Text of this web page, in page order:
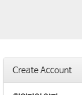
Create Account